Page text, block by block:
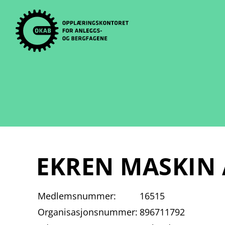
content
EKREN MASKIN
Medlemsnummer:
16515
Organisasjonsnummer: 896711792